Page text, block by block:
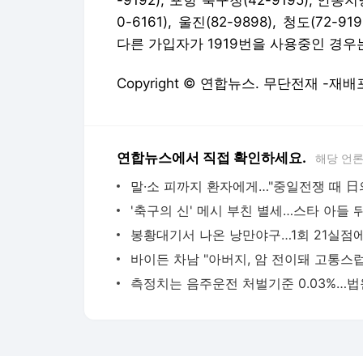
0-6161), 울진(82-9898), 청도(72-
다른 가입자가 1919번을 사용중인 경
Copyright © 연합뉴스. 무단전재 -재배
연합뉴스에서 직접 확인하세요. 해당 언